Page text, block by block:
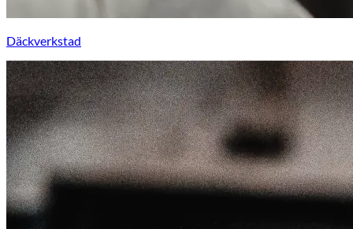
Däckverkstad